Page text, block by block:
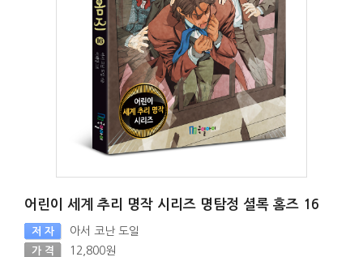
어린이 세계 추리 명작 시리즈 명탐정 셜록 홈즈 16
저 자 아서 코난 도일
가 격 12,800원